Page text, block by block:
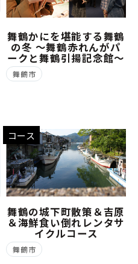
舞鶴かにを堪能する舞鶴
の冬 ～舞鶴赤れんがパ
ークと舞鶴引揚記念館～
舞鶴市
コース
舞鶴の城下町散策＆吉原
＆海鮮食い倒れレンタサ
イクルコース
舞鶴市